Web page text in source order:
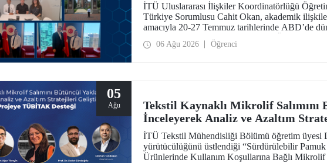
İTÜ Uluslararası İlişkiler Koordinatörlüğü
Türkiye Sorumlusu Cahit Okan, akademik
amacıyla 20-27 Temmuz tarihlerinde ABD’de
araştırma üniversitelerinden Purdue Üniversitesi
ziyarette bulundu.
06 Ağu 2026 Öğrenci
05
Ağu
Tekstil Kaynaklı Mikrolif Salımını
İnceleyerek Analiz ve Azaltım
Projeye TÜBİTAK Desteği
İTÜ Tekstil Mühendisliği Bölümü öğretim üyesi
yürütücülüğünü üstlendiği “Sürdürülebilir Pamuk
Ürünlerinde Kullanım Koşullarına Bağlı Mikrolif